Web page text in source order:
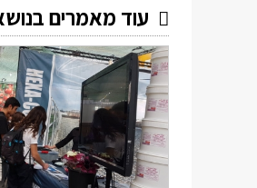
עוד מאמרים